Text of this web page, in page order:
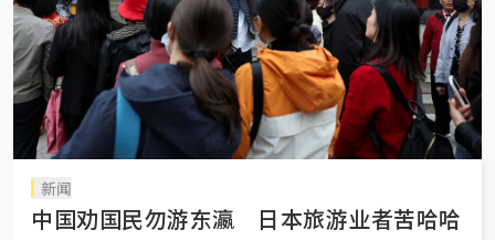
新闻
中国劝国民勿游东瀛 日本旅游业者苦哈哈